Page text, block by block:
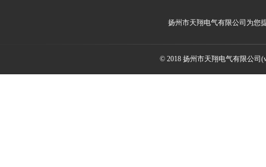
扬州市天翔电气有限公司为您
© 2018 扬州市天翔电气有限公司